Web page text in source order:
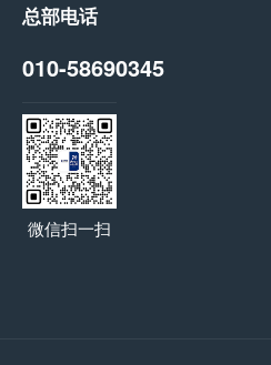
总部电话
010-58690345
微信扫一扫